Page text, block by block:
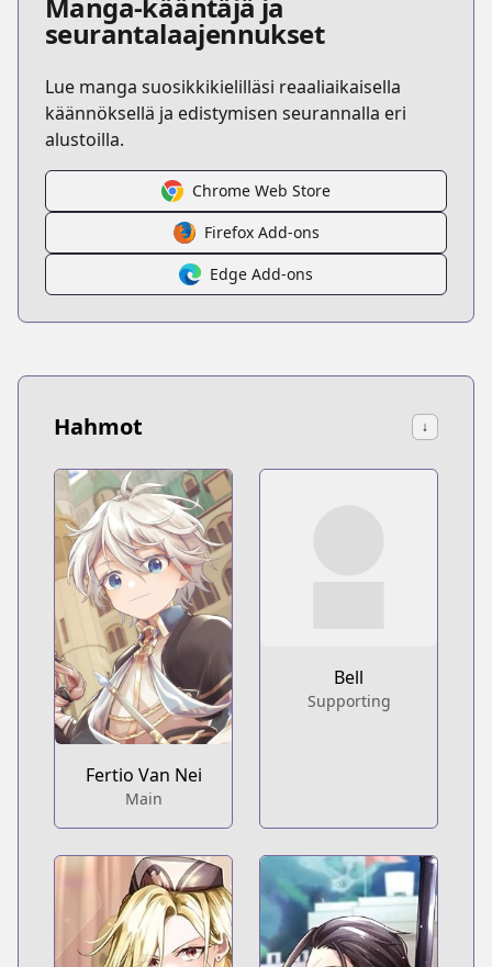
seurantalaajennukset
Lue manga suosikkikielilläsi reaaliaikaisella
käännöksellä ja edistymisen seurannalla eri
alustoilla.
Chrome Web Store
Firefox Add-ons
Edge Add-ons
Hahmot ↓
Fertio Van Nei
Main
Bell
Supporting